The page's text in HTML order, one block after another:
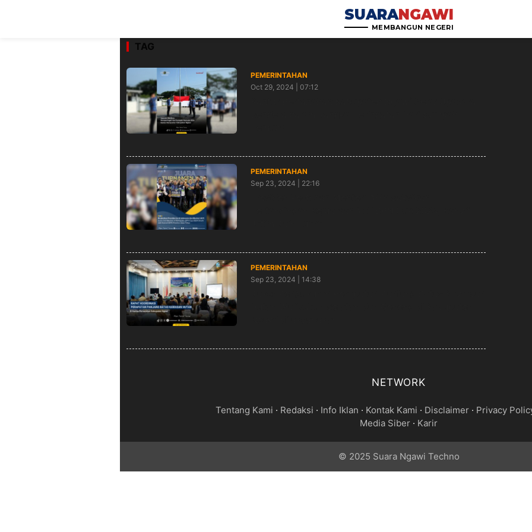
SUARANGAWI
MEMBANGUN NEGERI
TAG
PEMERINTAHAN
Oct 29, 2024 | 07:12
PEMERINTAHAN
Sep 23, 2024 | 22:16
PEMERINTAHAN
Sep 23, 2024 | 14:38
NETWORK
Tentang Kami · Redaksi · Info Iklan · Kontak Kami · Disclaimer · Privacy
Media Siber · Karir
© 2025 Suara Ngawi Techno